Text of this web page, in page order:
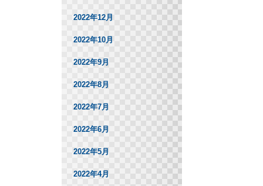
2022年12月
2022年10月
2022年9月
2022年8月
2022年7月
2022年6月
2022年5月
2022年4月